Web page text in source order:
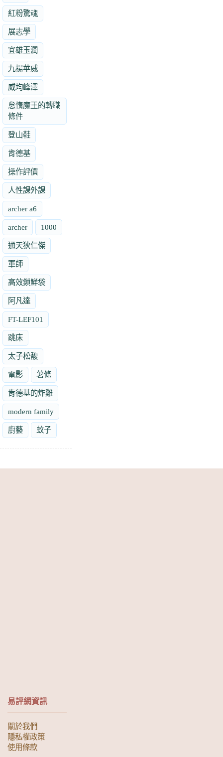
紅粉驚魂
展志學
宜雄玉潤
九揚華威
威均峰澤
怠惰魔王的轉職
條件
登山鞋
肯德基
操作評價
人性課外課
archer a6
archer 1000
通天狄仁傑
軍師
高效鎖鮮袋
阿凡達
FT-LEF101
跳床
太子松馥
電影 薯條
肯德基的炸雞
modern family
廚藝 蚊子
易評網資訊
關於我們
隱私權政策
使用條款